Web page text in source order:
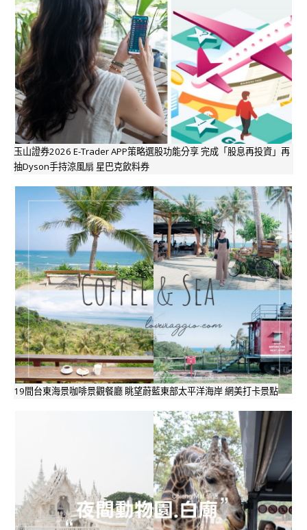
玉山證券2026 E-Trader APP策略選股功能分享 完成「股息再投資」再
抽Dyson手持涼風扇 星巴克飲料券
19間台東海景咖啡景觀餐廳 眺望蔚藍東部太平洋海岸 網美打卡景點